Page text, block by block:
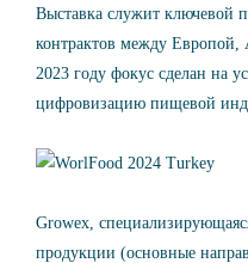
Выставка служит ключевой
контрактов между
2023 году фокус сделан на
цифровизацию пищевой
Growex,
продукции (основные